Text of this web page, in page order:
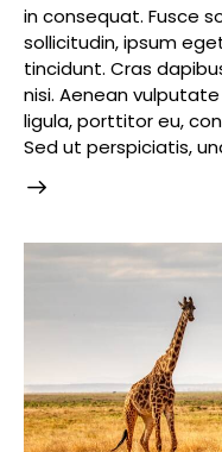
in consequat. Fusce
sollicitudin, ipsum
tincidunt. Cras
nisi. Aenean
ligula, porttitor eu,
Sed ut perspiciatis,